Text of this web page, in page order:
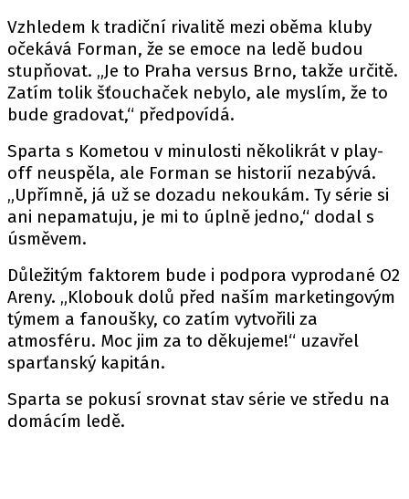
Vzhledem k tradiční rivalitě mezi oběma kluby
očekává Forman, že se emoce na ledě budou
stupňovat. „Je to Praha versus Brno, takže určitě.
Zatím tolik šťouchaček nebylo, ale myslím, že to
bude gradovat,“ předpovídá.
Sparta s Kometou v minulosti několikrát v play-
off neuspěla, ale Forman se historií nezabývá.
„Upřímně, já už se dozadu nekoukám. Ty série si
ani nepamatuju, je mi to úplně jedno,“ dodal s
úsměvem.
Důležitým faktorem bude i podpora vyprodané O2
Areny. „Klobouk dolů před naším marketingovým
týmem a fanoušky, co zatím vytvořili za
atmosféru. Moc jim za to děkujeme!“ uzavřel
sparťanský kapitán.
Sparta se pokusí srovnat stav série ve středu na
domácím ledě.